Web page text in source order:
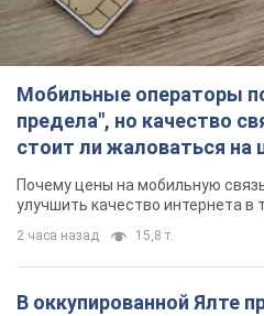
Мобильные операторы
предела", но качество
стоит ли жаловаться на
Почему цены на мобильную
улучшить качество интернета в
2 часа назад 15,8 т.
В оккупированной Ялте